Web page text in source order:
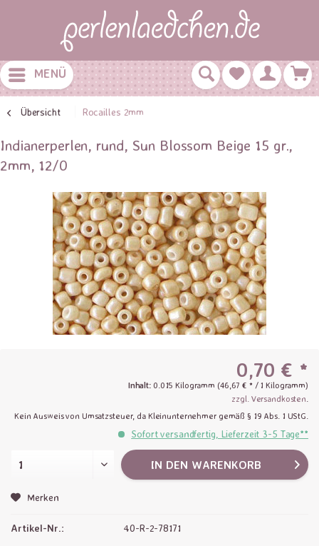
MENÜ
Übersicht Rocailles 2mm
Indianerperlen, rund, Sun Blossom Beige 15 gr.,
2mm, 12/0
0,70 € *
Inhalt: 0.015 Kilogramm (46,67 € * / 1 Kilogramm)
zzgl. Versandkosten.
Kein Ausweis von Umsatzsteuer, da Kleinunternehmer gemäß § 19 Abs. 1 UStG.
Sofort versandfertig, Lieferzeit 3-5 Tage**
IN DEN WARENKORB
Merken
Artikel-Nr.: 40-R-2-78171